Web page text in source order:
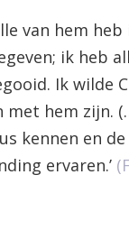
van hem heb
ik heb
Ik wilde
met hem zijn.
kennen en
ervaren.’